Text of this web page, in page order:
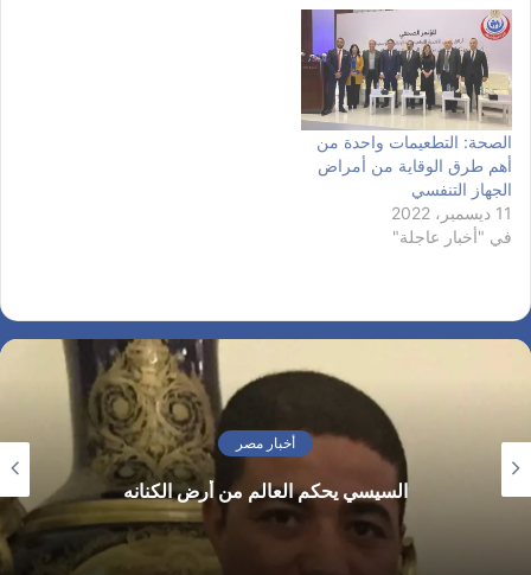
على هامش جولة ميدانية قام
بها وزير الصحة، في مدينة
شرم الشيخ، اليوم السبت،
لتفقد الحجر…
الصحة: التطعيمات واحدة من
أهم طرق الوقاية من أمراض
الجهاز التنفسي
11 ديسمبر، 2022
في "أخبار عاجلة"
أخبار مصر
السيسي يحكم العالم من أرض الكنانه